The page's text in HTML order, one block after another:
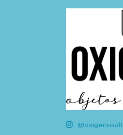
@oxigenosalt